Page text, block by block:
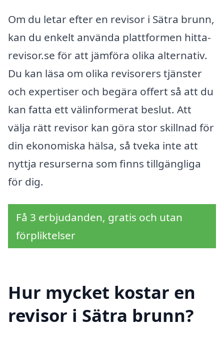
Om du letar efter en revisor i Sätra brunn,
kan du enkelt använda plattformen hitta-
revisor.se för att jämföra olika alternativ.
Du kan läsa om olika revisorers tjänster
och expertiser och begära offert så att du
kan fatta ett välinformerat beslut. Att
välja rätt revisor kan göra stor skillnad för
din ekonomiska hälsa, så tveka inte att
nyttja resurserna som finns tillgängliga
för dig.
Få 3 erbjudanden, gratis och utan
förpliktelser
Hur mycket kostar en
revisor i Sätra brunn?